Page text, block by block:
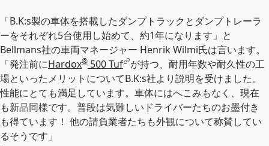
「B.K:s製の車体を搭載したダンプトラックとダンプトレーラ
ーをそれぞれ5台使用し始めて、約1年になります」と
Bellmans社の車両マネージャー Henrik Wilmi氏は言います。
「発注前にHardox® 500 Tuf が持つ、耐用年数や耐久性の工
場といったメリットについてB.K:s社より説明を受けました。
性能にとても満足しています。車体にはへこみもなく、現在
も新品同様です。普段は気難しいドライバーたちのお墨付き
も得ています！ 他の請負業者たちも外観について称賛してい
るそうです」